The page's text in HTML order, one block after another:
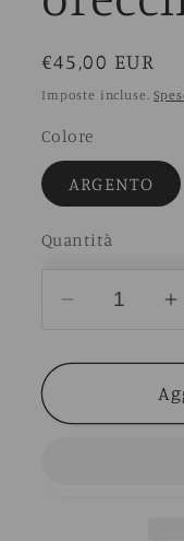
Prezzo
di
€45,00 EUR
Imposte incluse.
Colore
ARGENTO
Quantità
Diminuisci
per
orecchini
ginkgo